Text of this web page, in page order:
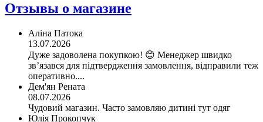
Отзывы о магазине
Аліна Патока
13.07.2026
Дуже задоволена покупкою! 😊 Менеджер швидко
зв’язався для підтвердження замовлення, відправили теж
оперативно....
Дем'ян Рената
08.07.2026
Чудовий магазин. Часто замовляю дитині тут одяг
Юлія Прокопчук